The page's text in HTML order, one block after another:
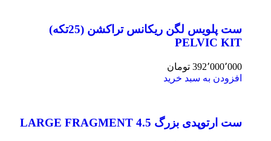
ست پلویس لگن ریکانس تراکشن (25تکه)
PELVIC KIT
392٬000٬000 تومان
افزودن به سبد خرید
ست ارتوپدی بزرگ 4.5 LARGE FRAGMENT